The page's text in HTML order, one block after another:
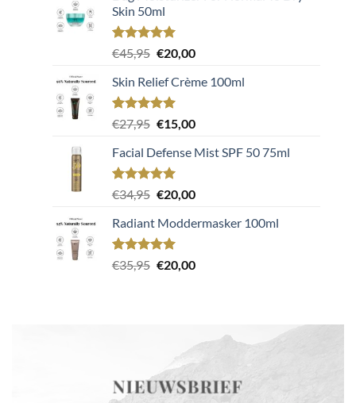
Skin 50ml
Gewaardeerd
op 5
gebaseerd
op
2
klant
waarderingen
€45,95 Oorspronkelijke
was:
€45,95.
€20,00Huidige
is:
Skin Relief Crème 100ml
Gewaardeerd
op 5
gebaseerd
op
2
klant
waarderingen
€27,95 Oorspronkelijke
was:
€27,95.
€15,00Huidige
is:
Facial Defense Mist SPF 50 75ml
Gewaardeerd
op 5
gebaseerd
op
2
klant
waarderingen
€34,95 Oorspronkelijke
was:
€34,95.
€20,00Huidige
is:
Radiant Moddermasker 100ml
Gewaardeerd
op 5
1
€35,95 Oorspronkelijke
€20,00Huidige
NIEUWSBRIEF